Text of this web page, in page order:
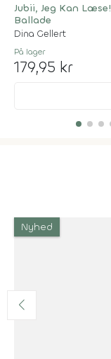
Jubii, Jeg Kan
Ballade
Dina Gellert
På lager
179,95 kr
Nyhed